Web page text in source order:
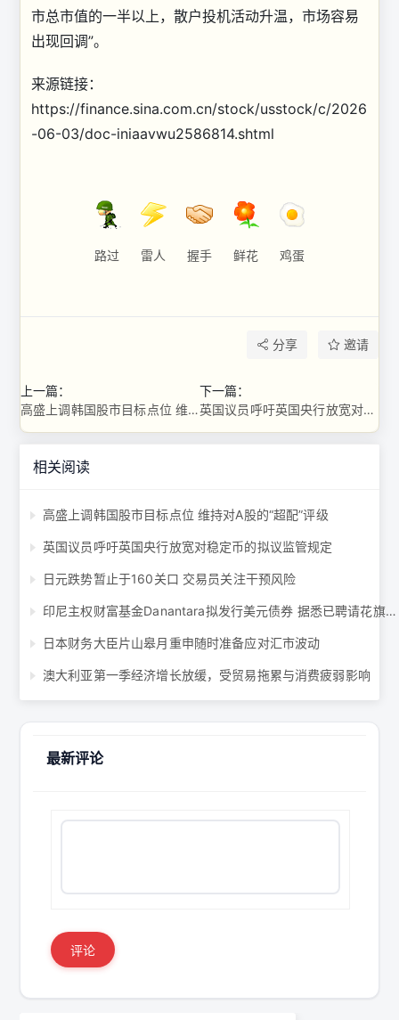
市总市值的一半以上，散户投机活动升温，市场容易
出现回调”。
来源链接：
https://finance.sina.com.cn/stock/usstock/c/2026
-06-03/doc-iniaavwu2586814.shtml
路过 雷人 握手 鲜花 鸡蛋
分享 邀请
上一篇：
高盛上调韩国股市目标点位 维持对A股的“超配”评级
下一篇：
英国议员呼吁英国央行放宽对稳定币的拟议监管规定
相关阅读
高盛上调韩国股市目标点位 维持对A股的“超配”评级
英国议员呼吁英国央行放宽对稳定币的拟议监管规定
日元跌势暂止于160关口 交易员关注干预风险
印尼主权财富基金Danantara拟发行美元债券 据悉已聘请花旗等机构经办 ...
日本财务大臣片山皋月重申随时准备应对汇市波动
澳大利亚第一季经济增长放缓，受贸易拖累与消费疲弱影响
最新评论
评论